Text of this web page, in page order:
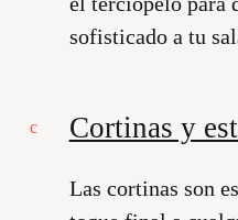
sofisticado a tu
Cortinas y
Las cortinas son